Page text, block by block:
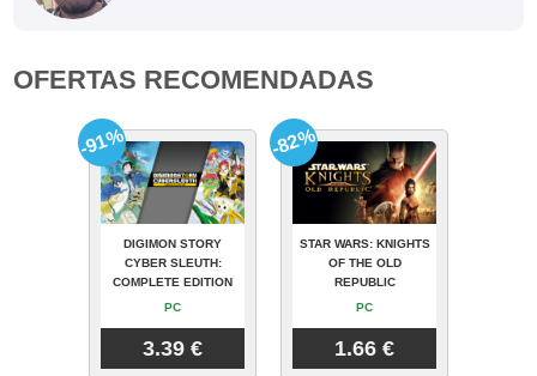
OFERTAS RECOMENDADAS
DIGIMON STORY
CYBER SLEUTH:
COMPLETE EDITION
PC
3.39 €
-91%
STAR WARS: KNIGHTS
OF THE OLD
REPUBLIC
PC
1.66 €
-82%